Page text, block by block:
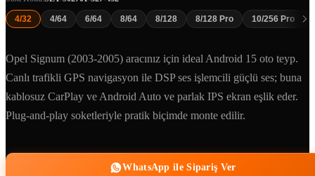
4/32 4/64 6/64 8/64 8/128 8/128 Pro 10/256 Pro
Opel Signum (2003-2005) aracınız için ideal Android 15 oto teyp.
Canlı trafikli GPS navigasyon ile DSP ses işlemcili güçlü ses; buna
kablosuz CarPlay ve Android Auto ve parlak IPS ekran eşlik eder.
Plug-and-play soketleriyle pratik biçimde monte edilir.
WhatsApp ile Sipariş Ver